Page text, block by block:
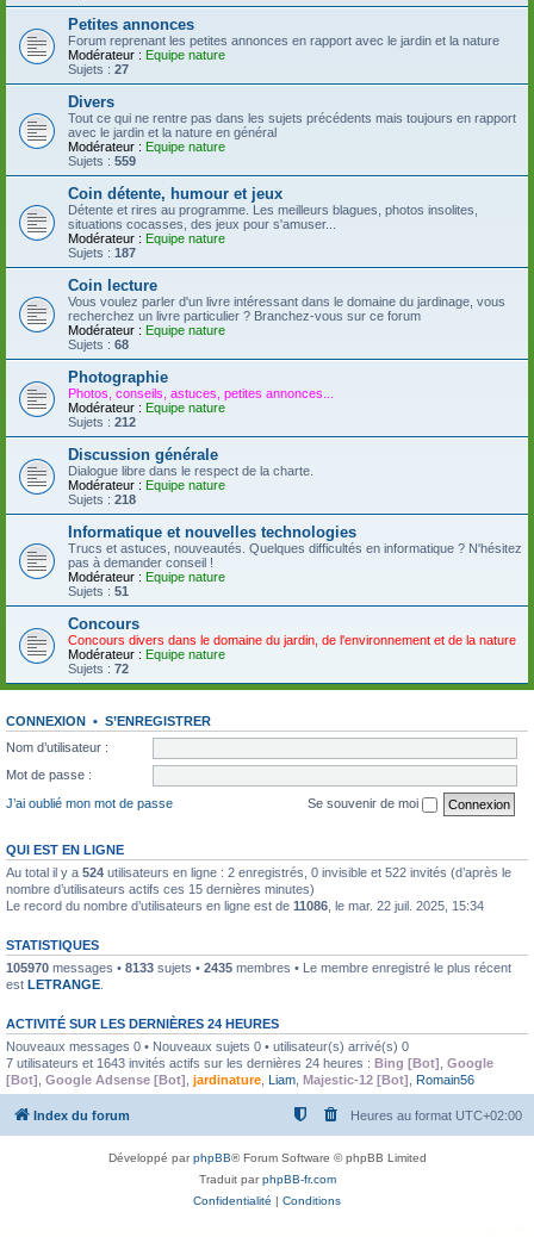
Petites annonces
Forum reprenant les petites annonces en rapport avec le jardin et la nature
Modérateur : Equipe nature
Sujets : 27
Divers
Tout ce qui ne rentre pas dans les sujets précédents mais toujours en rapport
avec le jardin et la nature en général
Modérateur : Equipe nature
Sujets : 559
Coin détente, humour et jeux
Détente et rires au programme. Les meilleurs blagues, photos insolites,
situations cocasses, des jeux pour s'amuser...
Modérateur : Equipe nature
Sujets : 187
Coin lecture
Vous voulez parler d'un livre intéressant dans le domaine du jardinage, vous
recherchez un livre particulier ? Branchez-vous sur ce forum
Modérateur : Equipe nature
Sujets : 68
Photographie
Photos, conseils, astuces, petites annonces...
Modérateur : Equipe nature
Sujets : 212
Discussion générale
Dialogue libre dans le respect de la charte.
Modérateur : Equipe nature
Sujets : 218
Informatique et nouvelles technologies
Trucs et astuces, nouveautés. Quelques difficultés en informatique ? N'hésitez
pas à demander conseil !
Modérateur : Equipe nature
Sujets : 51
Concours
Concours divers dans le domaine du jardin, de l'environnement et de la nature
Modérateur : Equipe nature
Sujets : 72
CONNEXION • S’ENREGISTRER
Nom d’utilisateur :
Mot de passe :
J’ai oublié mon mot de passe
Se souvenir de moi
QUI EST EN LIGNE
Au total il y a 524 utilisateurs en ligne : 2 enregistrés, 0 invisible et 522 invités (d’après le
nombre d’utilisateurs actifs ces 15 dernières minutes)
Le record du nombre d’utilisateurs en ligne est de 11086 , le mar. 22 juil. 2025, 15:34
STATISTIQUES
105970 messages • 8133 sujets • 2435 membres • Le membre enregistré le plus récent
est LETRANGE
ACTIVITÉ SUR LES DERNIÈRES 24 HEURES
Nouveaux messages 0 • Nouveaux sujets 0 • utilisateur(s) arrivé(s) 0
7 utilisateurs et 1643 invités actifs sur les dernières 24 heures : Bing [Bot] Google
[Bot] Google Adsense [Bot] jardinature Liam Majestic-12 [Bot] Romain56
Index du forum Heures au format UTC+02:00
Développé parphpBB® Forum Software © phpBB Limited
Traduit parphpBB-fr.com
Confidentialité | Conditions